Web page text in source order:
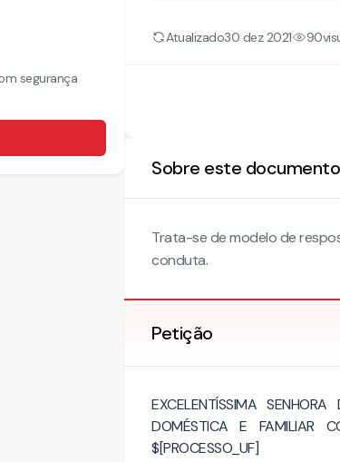
segurança
Atualizado30 dez 2021 90
Sobre este documento
Trata-se de modelo de
conduta.
Petição
EXCELENTÍSSIMA
DOMÉSTICA E FAMILIAR
$[PROCESSO_UF]